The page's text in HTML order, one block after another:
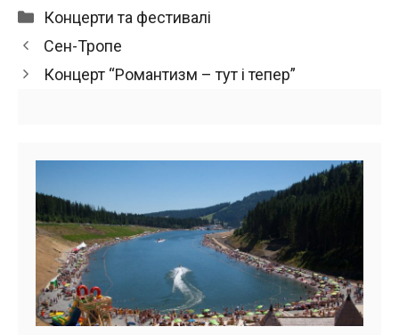
Категорії
Концерти та фестивалі
Сен-Тропе
Концерт “Романтизм – тут і тепер”